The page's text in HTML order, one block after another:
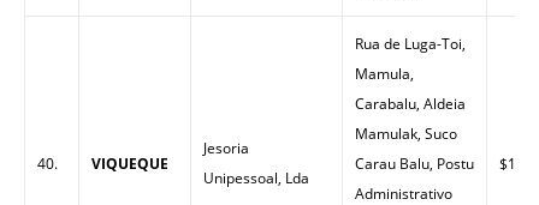
40. VIQUEQUE
Jesoria
Unipessoal, Lda
Rua de Luga-Toi,
Mamula,
Carabalu, Aldeia
Mamulak, Suco
Carau Balu, Postu
Administrativo
$1.51